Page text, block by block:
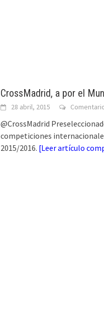
CrossMadrid, a por el
28 abril, 2015
@CrossMadrid
competiciones
2015/2016. [Leer artículo